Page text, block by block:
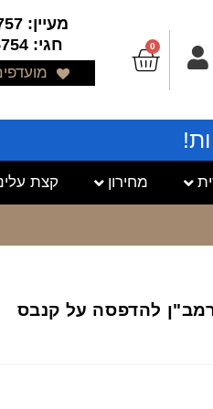
0
מעיין: 052-5255757
חגי: 052-5255754
מחירון קצת
להדפסה על קנבס